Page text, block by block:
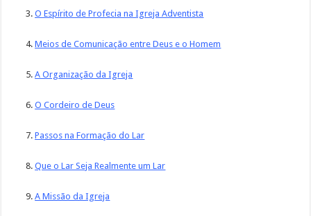
3.O Espírito de Profecia na Igreja Adventista
4.Meios de Comunicação entre Deus e o Homem
5.A Organização da Igreja
6.O Cordeiro de Deus
7.Passos na Formação do Lar
8.Que o Lar Seja Realmente um Lar
9.A Missão da Igreja